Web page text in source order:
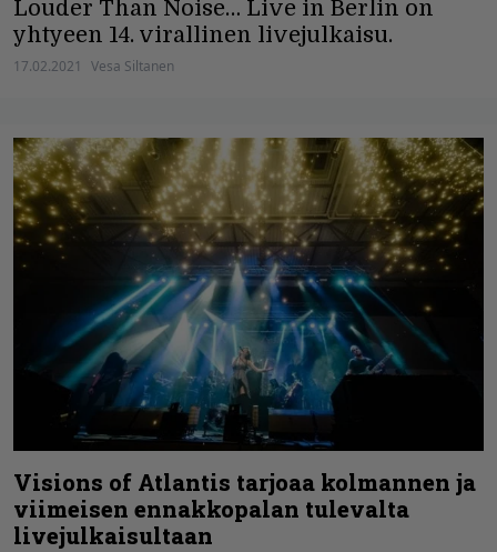
Louder Than Noise… Live in Berlin on
yhtyeen 14. virallinen livejulkaisu.
17.02.2021 Vesa Siltanen
Visions of Atlantis tarjoaa kolmannen ja
viimeisen ennakkopalan tulevalta
livejulkaisultaan